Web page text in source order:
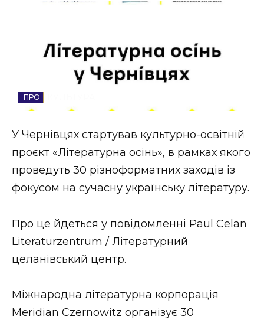
Соціум
Стиль життя
Втрачений Ужгород
Втрачений Ужгород (відеоверсія)
ЗАКАРПАТСЬКІ НОВИНИ
У Чернівцях стартував культурно-освітній
проєкт «Літературна осінь», в рамках якого
проведуть 30 різноформатних заходів із
фокусом на сучасну українську літературу.
Про це йдеться у повідомленні Paul Celan
Literaturzentrum / Літературний
целанівський центр.
Міжнародна літературна корпорація
Meridian Czernowitz організує 30